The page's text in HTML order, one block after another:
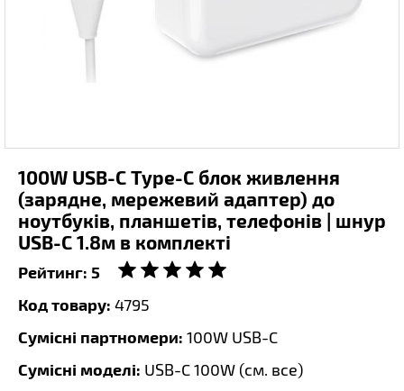
100W USB-C Type-C блок живлення
(зарядне, мережевий адаптер) до
ноутбуків, планшетів, телефонів | шнур
USB-C 1.8м в комплекті
Рейтинг: 5
Код товару: 4795
Сумісні партномери: 100W USB-C
Сумісні моделі: USB-C 100W (см. все)